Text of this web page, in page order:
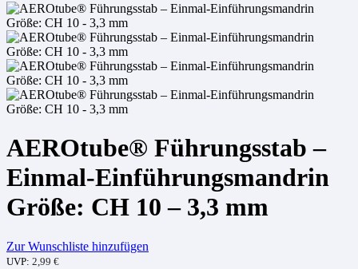
AEROtube® Führungsstab –
Einmal-Einführungsmandrin
Größe: CH 10 – 3,3 mm
Zur Wunschliste hinzufügen
UVP: 2,99 €